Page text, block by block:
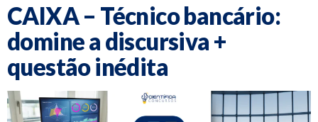
CAIXA – Técnico bancário:
domine a discursiva +
questão inédita